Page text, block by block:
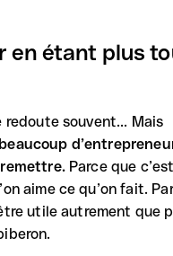
en étant plus
redoute souvent... Mais
beaucoup
remettre.Parce que
aime ce qu’on fait.
utile autrement que